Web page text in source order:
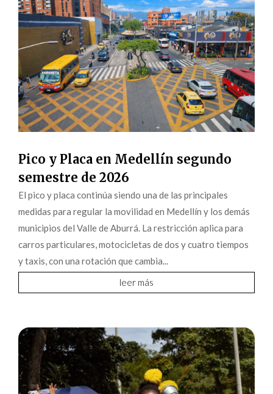
Pico y Placa en Medellín segundo
semestre de 2026
El pico y placa continúa siendo una de las principales
medidas para regular la movilidad en Medellín y los demás
municipios del Valle de Aburrá. La restricción aplica para
carros particulares, motocicletas de dos y cuatro tiempos
y taxis, con una rotación que cambia...
leer más